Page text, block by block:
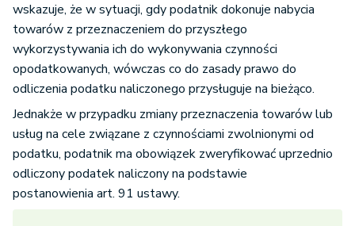
wskazuje, że w sytuacji, gdy podatnik dokonuje nabycia
towarów z przeznaczeniem do przyszłego
wykorzystywania ich do wykonywania czynności
opodatkowanych, wówczas co do zasady prawo do
odliczenia podatku naliczonego przysługuje na bieżąco.
Jednakże w przypadku zmiany przeznaczenia towarów lub
usług na cele związane z czynnościami zwolnionymi od
podatku, podatnik ma obowiązek zweryfikować uprzednio
odliczony podatek naliczony na podstawie
postanowienia art. 91 ustawy.